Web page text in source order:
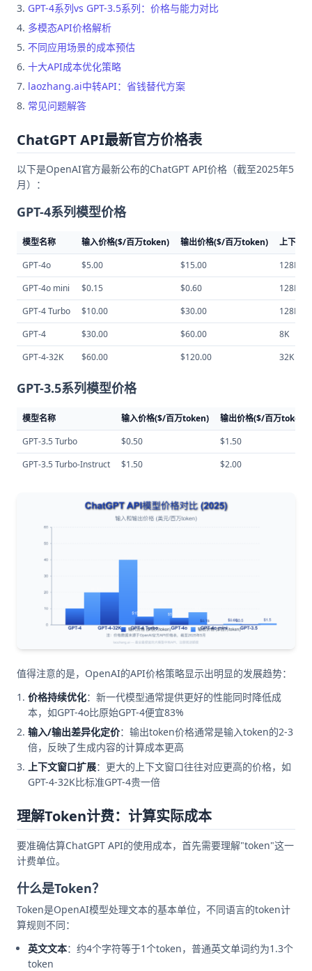
GPT-4系列vs GPT-3.5系列：价格与能力对比
多模态API价格解析
不同应用场景的成本预估
十大API成本优化策略
laozhang.ai中转API：省钱替代方案
常见问题解答
ChatGPT API最新官方价格表
以下是OpenAI官方最新公布的ChatGPT API价格（截至2025年5
月）：
GPT-4系列模型价格
模型名称 输入价格($/百万token) 输出价格($/百万token)
上下文
GPT-4o
$5.00 $15.00
128K
GPT-4o mini
$0.15 $0.60
128K
GPT-4 Turbo
$10.00 $30.00
128K
GPT-4
$30.00 $60.00
8K
GPT-4-32K
$60.00 $120.00 32K
GPT-3.5系列模型价格
模型名称 输入价格($/百万token)
输出价格($/百万token)
GPT-3.5 Turbo
$0.50
$1.50
GPT-3.5 Turbo-Instruct
$1.50 $2.00
值得注意的是，OpenAI的API价格策略显示出明显的发展趋势：
价格持续优化：新一代模型通常提供更好的性能同时降低成
本，如GPT-4o比原始GPT-4便宜83%
输入/输出差异化定价：输出token价格通常是输入token的2-3
倍，反映了生成内容的计算成本更高
上下文窗口扩展：更大的上下文窗口往往对应更高的价格，如
GPT-4-32K比标准GPT-4贵一倍
理解Token计费：计算实际成本
要准确估算ChatGPT API的使用成本，首先需要理解"token"这一
计费单位。
什么是Token？
Token是OpenAI模型处理文本的基本单位，不同语言的token计
算规则不同：
英文文本：约4个字符等于1个token，普通英文单词约为1.3个
token